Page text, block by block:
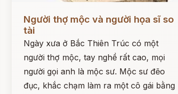
Người thợ mộc và người họa sĩ so
tài
Ngày xưa ở Bắc Thiên Trúc có một
người thợ mộc, tay nghề rất cao, mọi
người gọi anh là mộc sư. Mộc sư đẽo
đục, khắc chạm làm ra một cô gái bằng